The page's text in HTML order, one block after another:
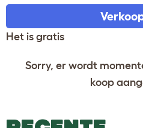
Het is gratis
Sorry, er wordt
koop